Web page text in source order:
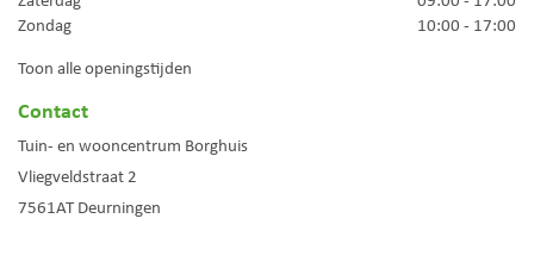
Zondag
10:00 - 17:00
Toon alle openingstijden
Contact
Tuin- en wooncentrum Borghuis
Vliegveldstraat 2
7561AT Deurningen